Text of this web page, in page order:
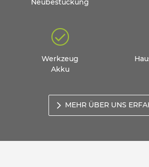
Werkzeug
Akku
MEHR ÜBER UNS